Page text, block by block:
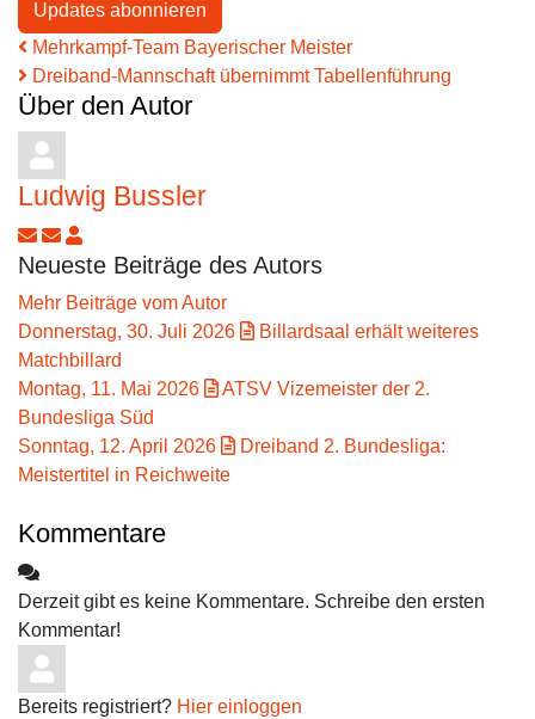
Updates abonnieren
Mehrkampf-Team Bayerischer Meister
Dreiband-Mannschaft übernimmt Tabellenführung
Über den Autor
Ludwig Bussler
Updates abonnieren
Abo von Updates dieses Autors beenden
Ludwig Bussler
Neueste Beiträge des Autors
Mehr Beiträge vom Autor
Donnerstag, 30. Juli 2026
Billardsaal erhält weiteres
Matchbillard
Montag, 11. Mai 2026
ATSV Vizemeister der 2.
Bundesliga Süd
Sonntag, 12. April 2026
Dreiband 2. Bundesliga:
Meistertitel in Reichweite
Kommentare
Derzeit gibt es keine Kommentare. Schreibe den ersten
Kommentar!
Bereits registriert? Hier einloggen